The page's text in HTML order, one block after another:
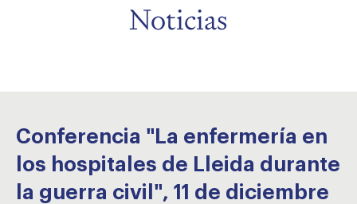
Noticias
Conferencia "La enfermería en
los hospitales de Lleida durante
la guerra civil", 11 de diciembre